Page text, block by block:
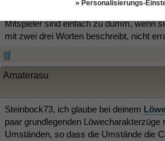
Mitspieler sind einfach zu dumm, wenn
mit zwei drei Worten beschreibt, nicht
Amaterasu
Steinbock73, ich glaube bei deinem
paar grundlegenden Löwecharakterzüge
Umständen, so dass die Umstände die
» Personalisierungs-